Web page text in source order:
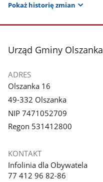
Pokaż historię zmian
stopka
Urząd Gminy Olszanka
ADRES
Olszanka 16
49-332 Olszanka
NIP 7471052709
Regon 531412800
KONTAKT
Infolinia dla Obywatela
77 412 96 82-86